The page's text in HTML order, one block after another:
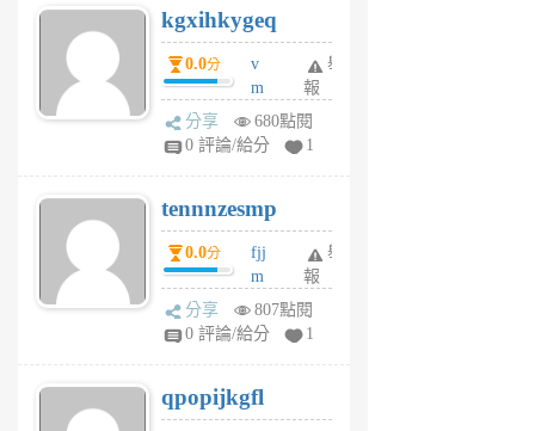
6
個
月
前
kgxihkygeq
0.0分
v
m
sg
sr
6
個
月
前
舉
報
分享
680點閱
0 評論/給分
1
tennnzesmp
0.0分
fjj
m
w
rs
6
個
舉
報
分享
807點閱
0 評論/給分
1
qpopijkgfl